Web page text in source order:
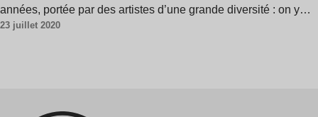
années, portée par des artistes d’une grande diversité : on y…
23 juillet 2020